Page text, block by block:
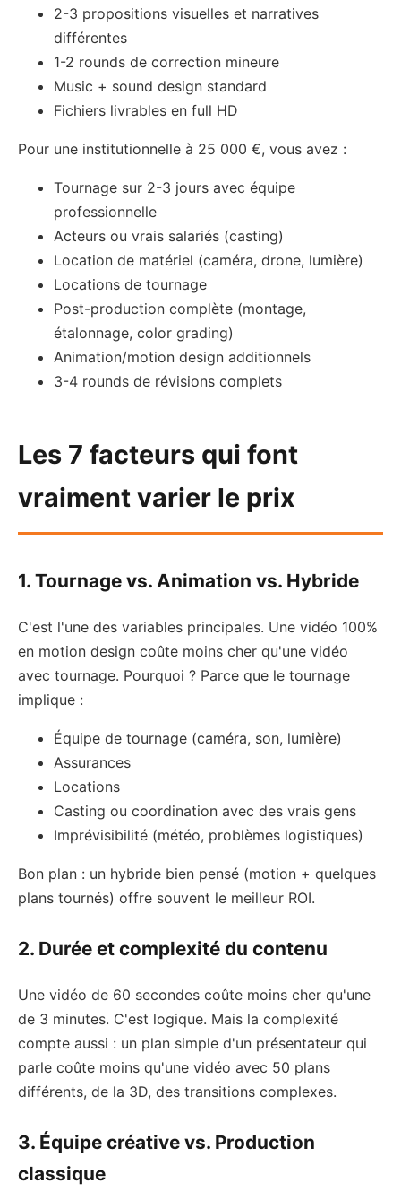
2-3 propositions visuelles et narratives
différentes
1-2 rounds de correction mineure
Music + sound design standard
Fichiers livrables en full HD
Pour une institutionnelle à 25 000 €, vous avez :
Tournage sur 2-3 jours avec équipe
professionnelle
Acteurs ou vrais salariés (casting)
Location de matériel (caméra, drone, lumière)
Locations de tournage
Post-production complète (montage,
étalonnage, color grading)
Animation/motion design additionnels
3-4 rounds de révisions complets
Les 7 facteurs qui font
vraiment varier le prix
1. Tournage vs. Animation vs. Hybride
C'est l'une des variables principales. Une vidéo 100%
en motion design coûte moins cher qu'une vidéo
avec tournage. Pourquoi ? Parce que le tournage
implique :
Équipe de tournage (caméra, son, lumière)
Assurances
Locations
Casting ou coordination avec des vrais gens
Imprévisibilité (météo, problèmes logistiques)
Bon plan : un hybride bien pensé (motion + quelques
plans tournés) offre souvent le meilleur ROI.
2. Durée et complexité du contenu
Une vidéo de 60 secondes coûte moins cher qu'une
de 3 minutes. C'est logique. Mais la complexité
compte aussi : un plan simple d'un présentateur qui
parle coûte moins qu'une vidéo avec 50 plans
différents, de la 3D, des transitions complexes.
3. Équipe créative vs. Production
classique